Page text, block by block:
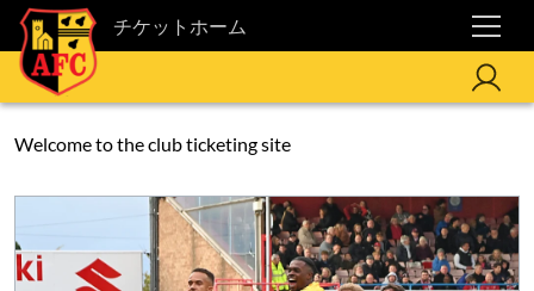
チケットホーム
Welcome to the club ticketing site